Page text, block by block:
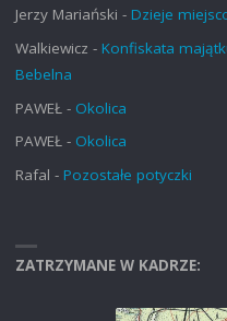
Jerzy Mariański - Dzieje
Walkiewicz - Konfiskata
Bebelna
PAWEŁ- Okolica
PAWEŁ- Okolica
Rafal - Pozostałe potyczki
ZATRZYMANE W KADRZE: